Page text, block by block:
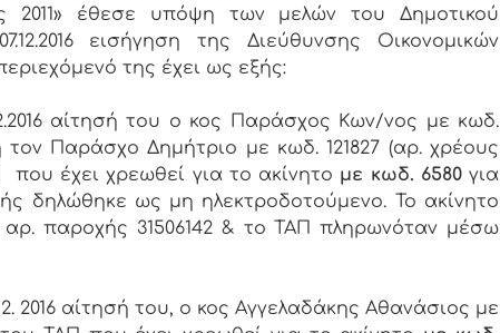
2011» έθεσε υπόψη των μελών του Δημοτικού
εισήγηση της Διεύθυνσης Οικονομικών
της έχει ως εξής:
αίτησή του ο κος Παράσχος Κων/νος με κωδ.
τον Παράσχο Δημήτριο με κωδ. 121827 (αρ. χρέους
έχει χρεωθεί για το ακίνητο με κωδ. 6580για
δηλώθηκε ως μη ηλεκτροδοτούμενο. Το ακίνητο
αρ. παροχής 31506142 & το ΤΑΠ πληρωνόταν μέσω
αίτησή του, ο κος Αγγελαδάκης Αθανάσιος με